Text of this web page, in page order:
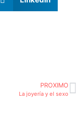
PROXIMO
La joyería y el sexo